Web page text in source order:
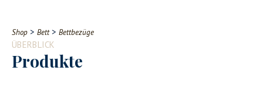
Contact
Shop > Bett> Bettbezüge
ÜBERBLICK
Produkte